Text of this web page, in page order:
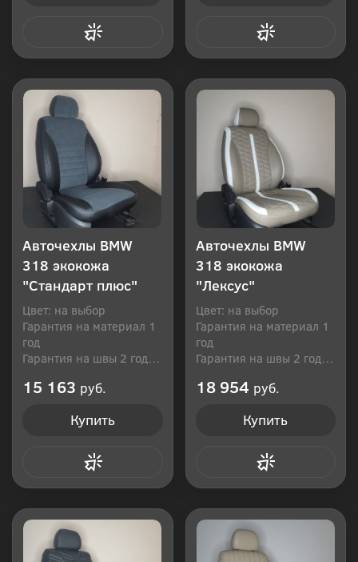
Авточехлы BMW
318 экокожа
"Стандарт плюс"
Цвет: на выбор
Гарантия на материал 1
год
Гарантия на швы 2 года
15 163 руб.
Купить
Авточехлы BMW
318 экокожа
"Лексус"
Цвет: на выбор
Гарантия на материал 1
год
Гарантия на швы 2 года
18 954 руб.
Купить